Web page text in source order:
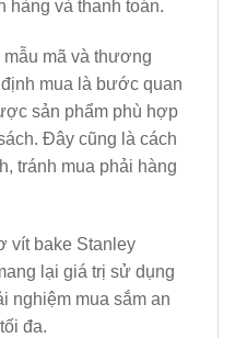
hàng và thanh toán.
mẫu mã và thương
mua là bước quan
sản phẩm phù hợp
Đây cũng là cách
tránh mua phải hàng
vít bake Stanley
lại giá trị sử dụng
nghiệm mua sắm an
đa.